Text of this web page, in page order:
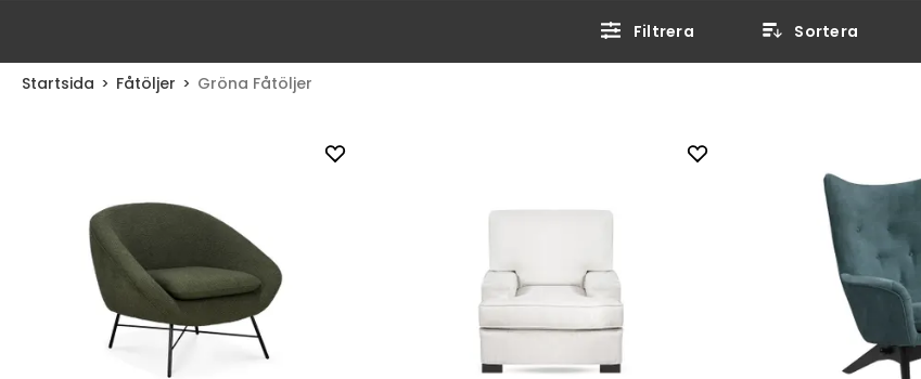
Filtrera Sortera
Startsida Fåtöljer Gröna Fåtöljer